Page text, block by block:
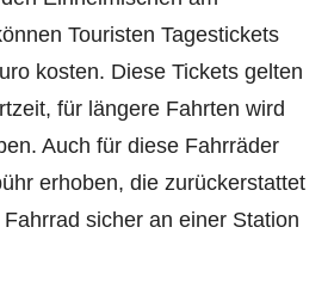
Touristen Tagestickets
kosten. Diese Tickets gelten
für längere Fahrten wird
Auch für diese Fahrräder
erhoben, die zurückerstattet
sicher an einer Station